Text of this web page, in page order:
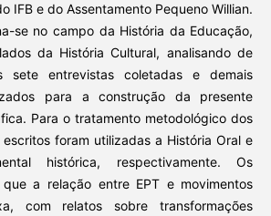
IFB e do Assentamento Pequeno Willian.
se no campo da História da Educação,
da História Cultural, analisando de
sete entrevistas coletadas e demais
para a construção da presente
Para o tratamento metodológico dos
foram utilizadas a História Oral e
histórica, respectivamente. Os
que a relação entre EPT e movimentos
com relatos sobre transformações